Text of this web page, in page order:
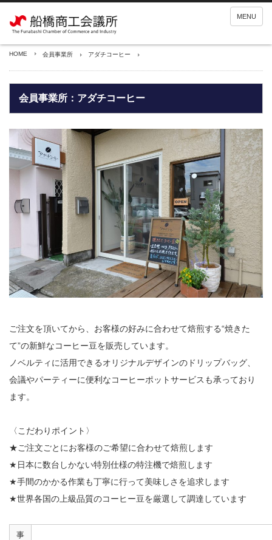
MENU
HOME 会員事業所 アダチコーヒー
会員事業所：アダチコーヒー
ご注文を頂いてから、お客様の好みに合わせて焙煎する“焼きた
て”の新鮮なコーヒー豆を販売しています。
ノベルティに活用できるオリジナルデザインのドリップバッグ、
会議やパーティーに便利なコーヒーポットサービスも承っており
ます。
〈こだわりポイント〉
★ご注文ごとにお客様のご希望に合わせて焙煎します
★日本に数台しかない特別仕様の特注機で焙煎します
★手間のかかる作業も丁寧に行って美味しさを追求します
★世界各国の上級品質のコーヒー豆を厳選して調達しています
事